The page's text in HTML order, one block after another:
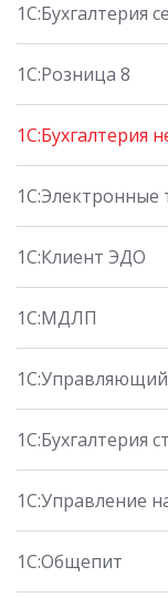
1С:Бухгалтерия
1С:Розница 8
1С:Бухгалтерия
1С:Клиент ЭДО
1С:МДЛП
1С:Управляющий
1С:Бухгалтерия
1С:Управление
1С:Общепит